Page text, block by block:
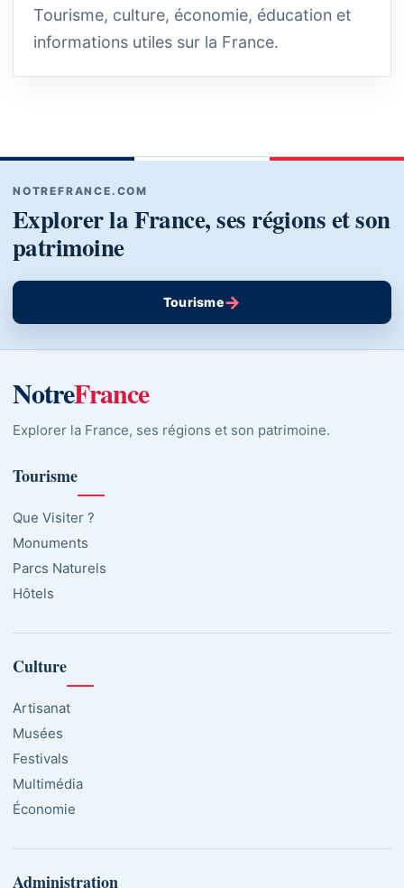
Tourisme, culture, économie, éducation et
informations utiles sur la France.
NOTREFRANCE.COM
Explorer la France, ses régions et son
patrimoine
Tourisme→
NotreFrance
Explorer la France, ses régions et son patrimoine.
Tourisme
Que Visiter ?
Monuments
Parcs Naturels
Hôtels
Culture
Artisanat
Musées
Festivals
Multimédia
Économie
Administration